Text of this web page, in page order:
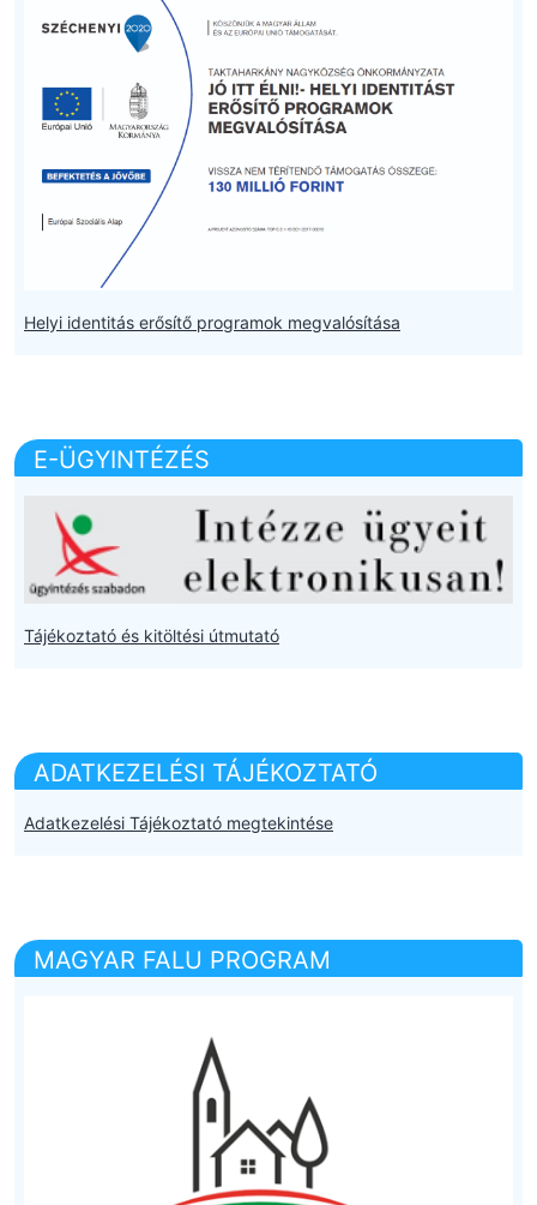
Helyi identitás erősítő programok megvalósítása
E-ÜGYINTÉZÉS
Tájékoztató és kitöltési útmutató
ADATKEZELÉSI TÁJÉKOZTATÓ
Adatkezelési Tájékoztató megtekintése
MAGYAR FALU PROGRAM